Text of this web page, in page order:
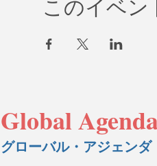
このイベン
Global
グローバル・アジェンダ